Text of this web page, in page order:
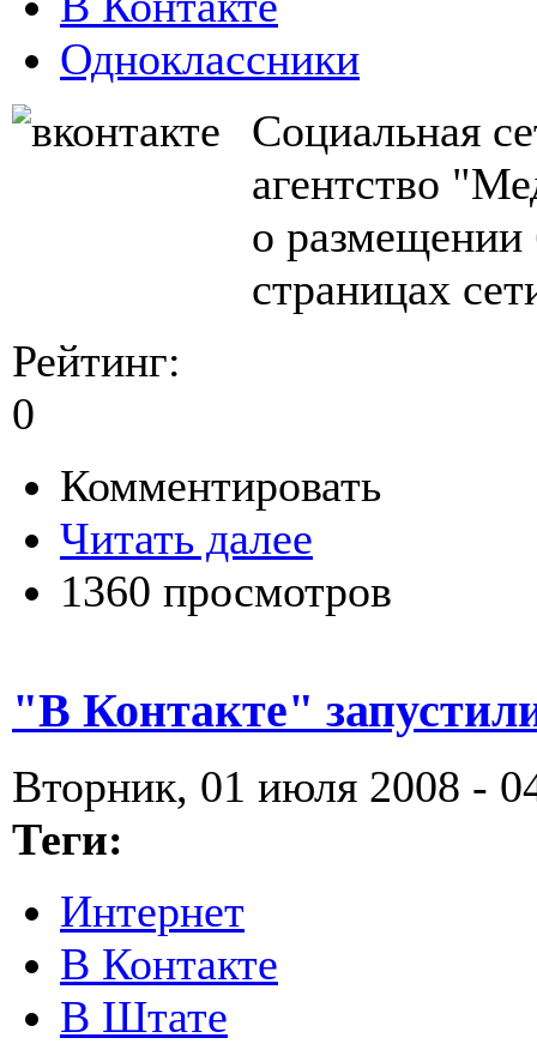
Одноклассники
Социальная
агентство
о размещении
страницах
Рейтинг:
0
Комментировать
Читать далее
1360 просмотров
"В Контакте"
Вторник, 01 июля 2008 -
Теги:
Интернет
В Контакте
В Штате